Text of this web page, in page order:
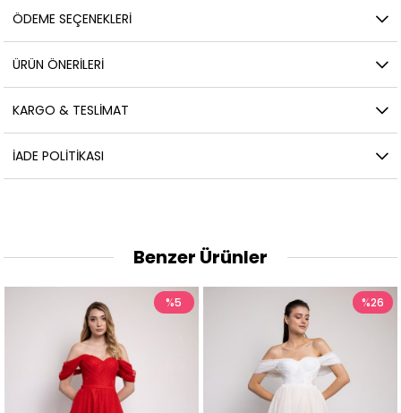
ÖDEME SEÇENEKLERI
ÜRÜN ÖNERILERI
KARGO & TESLIMAT
İADE POLITIKASI
Benzer Ürünler
%5 %26